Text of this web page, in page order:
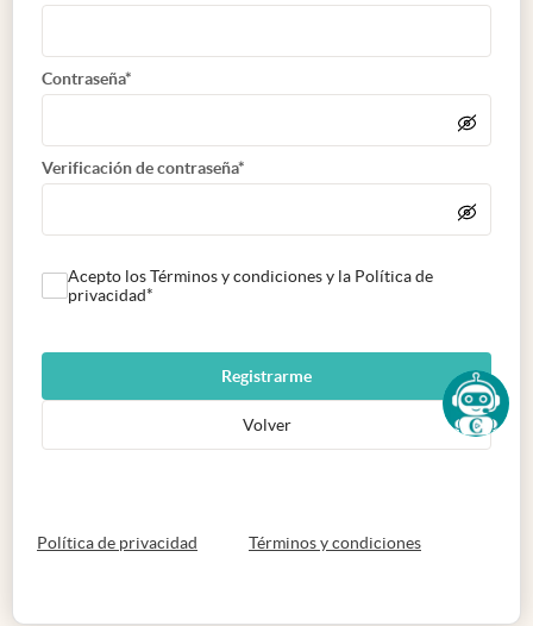
Contraseña*
Verificación de contraseña*
Acepto los Términos y condiciones y la Política de
privacidad*
Registrarme
Volver
Política de privacidad abre en nueva pestaña
Términos y condicionesabre en nueva